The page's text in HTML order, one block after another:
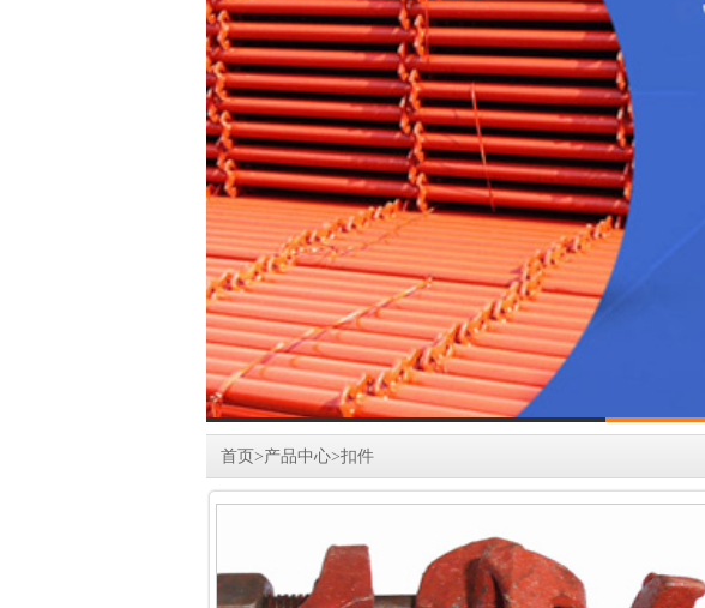
首页>产品中心>扣件